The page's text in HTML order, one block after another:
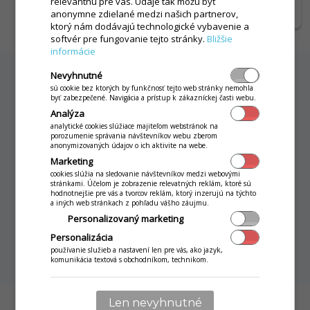
Online webinár
Ako vyťažiť z funkcionality maximum, čo
vám ponúka a ako ju správne nastaviť?
Pozrite si náš video návod.
POZRIEŤ WEBINÁR
anonymne zdielané medzi našich partnerov,
ktorý nám dodávajú technologické vybavenie a
softvér pre fungovanie tejto stránky.Bližšie
informácie
Nevyhnutné
sú cookie bez ktorých by funkčnosť tejto web stránky nemohla
byť zabezpečené. Navigácia a prístup k zákazníckej časti webu.
Analýza
analytické cookies slúžiace majiteľom webstránok na
porozumenie správania návštevníkov webu zberom
anonymizovaných údajov o ich aktivite na webe.
Marketing
cookies slúžia na sledovanie návštevníkov medzi webovými
stránkami. Účelom je zobrazenie relevatných reklám, ktoré sú
hodnotnejšie pre vás a tvorcov reklám, ktorý inzerujú na týchto
a iných web stránkach z pohľadu vášho záujmu.
Personalizovaný marketing
Personalizácia
používanie služieb a nastavení len pre vás, ako jazyk,
komunikácia textová s obchodníkom, technikom.
Len nevyhnutné